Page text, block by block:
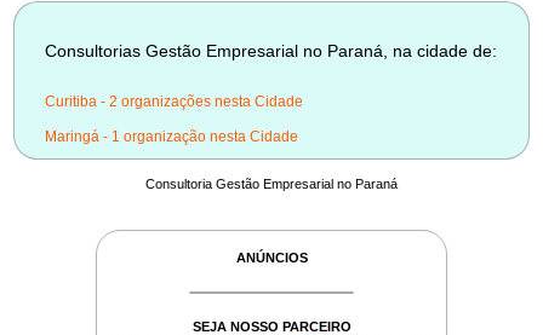
Consultorias Gestão Empresarial no Paraná, na cidade de:
Curitiba - 2 organizações nesta Cidade
Maringá - 1 organização nesta Cidade
Consultoria Gestão Empresarial no Paraná
ANÚNCIOS
SEJA NOSSO PARCEIRO